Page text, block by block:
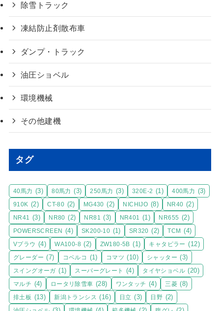
除雪トラック
凍結防止剤散布車
ダンプ・トラック
油圧ショベル
環境機械
その他建機
タグ
40馬力 (3) 80馬力 (3) 250馬力 (3) 320E-2 (1) 400馬力 (3)
910K (2) CT-80 (2) MG430 (2) NICHIJO (8) NR40 (2)
NR41 (3) NR80 (2) NR81 (3) NR401 (1) NR655 (2)
POWERSCREEN (4) SK200-10 (1) SR320 (2) TCM (4)
Vプラウ (4) WA100-8 (2) ZW180-5B (1) キャタピラー (12)
グレーダー (7) コベルコ (1) コマツ (10) シャッター (3)
スイングオーガ (1) スーパーグレート (4) タイヤショベル (20)
マルチ (4) ロータリ除雪車 (28) ワンタッチ (4) 三菱 (8)
排土板 (13) 新潟トランシス (16) 日立 (3) 日野 (2)